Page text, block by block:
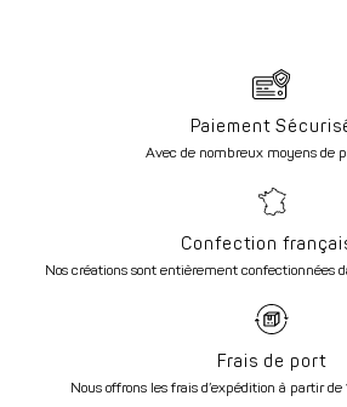
Paiement
Avec de nombreux moyens de
Confection
Nos créations sont entièrement confectionnées
Frais de port
Nous offrons les frais d’expédition à partir